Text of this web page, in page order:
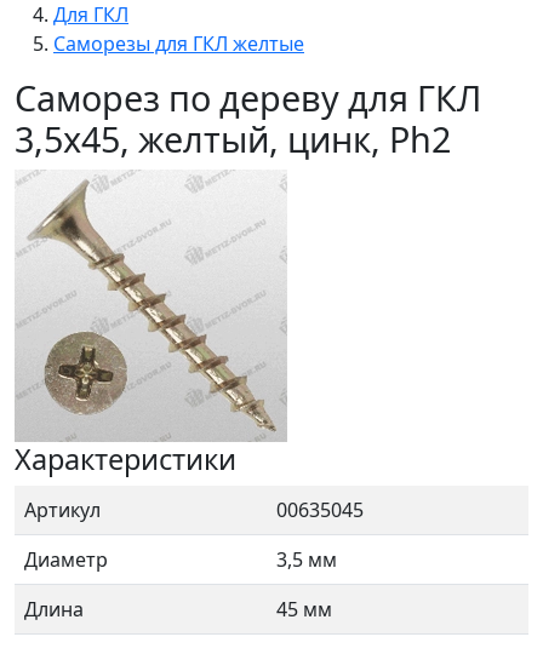
Для ГКЛ
Саморезы для ГКЛ желтые
Саморез по дереву для ГКЛ
3,5x45, желтый, цинк, Ph2
Характеристики
Артикул
00635045
Диаметр
3,5 мм
Длина
45 мм